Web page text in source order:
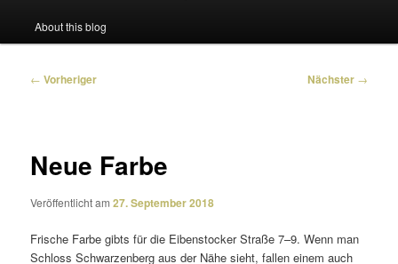
About this blog
Beitragsnavigation
← Vorheriger Nächster →
Neue Farbe
Veröffentlicht am27. September 2018
Frische Farbe gibts für die Eibenstocker Straße 7–9. Wenn man
Schloss Schwarzenberg aus der Nähe sieht, fallen einem auch